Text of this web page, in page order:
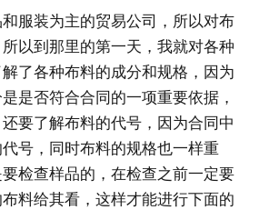
服装为主的贸易公司，所以对布
以到那里的第一天，我就对各种
了各种布料的成分和规格，因为
是否符合合同的一项重要依据，
要了解布料的代号，因为合同中
号，同时布料的规格也一样重
检查样品的，在检查之前一定要
料给其看，这样才能进行下面的